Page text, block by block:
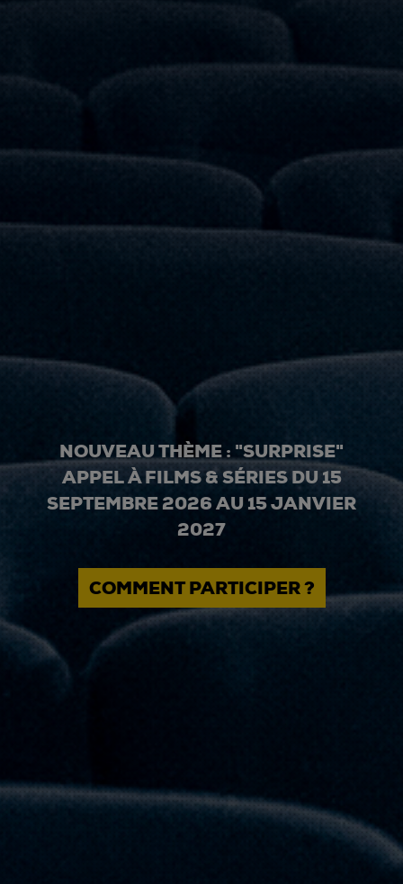
NOUVEAU THÈME : "SURPRISE"
APPEL À FILMS & SÉRIES DU 15
SEPTEMBRE 2026 AU 15 JANVIER
2027
COMMENT PARTICIPER ?